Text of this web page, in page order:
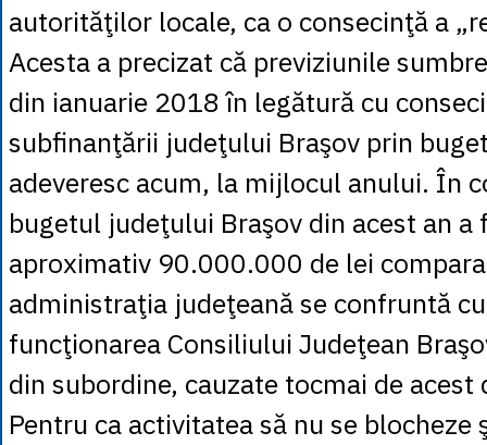
autorităţilor locale, ca o consecinţă a
Acesta a precizat că previziunile
din ianuarie 2018 în legătură cu
subfinanţării judeţului Braşov prin
adeveresc acum, la mijlocul anului. În
bugetul judeţului Braşov din acest an
aproximativ 90.000.000 de lei
administraţia judeţeană se confruntă
funcţionarea Consiliului Judeţean
din subordine, cauzate tocmai de
Pentru ca activitatea să nu se blocheze